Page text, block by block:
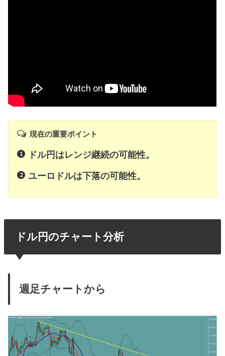
現在の重要ポイント
ドル円はレンジ継続の可能性。
ユーロドルは下落の可能性。
ドル円のチャート分析
週足チャートから